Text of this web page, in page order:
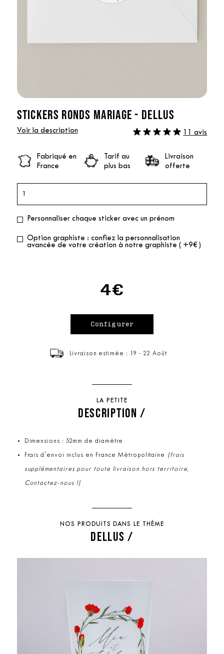
STICKERS RONDS MARIAGE - DELLUS
Voir la description 11 avis
Fabriqué en
France
Tarif au
plus bas
Livraison
offerte
Personnaliser chaque sticker avec un prénom
Option graphiste : confiez la personnalisation
avancée de votre création à notre graphiste ( +9€ )
4€
Livraison estimée : 19 - 22 Août
LA PETITE
DESCRIPTION /
Dimensions : 52mm de diamètre
Frais d'envoi inclus en France Métropolitaine (frais
supplémentaires pour toute livraison hors territoire,
Contactez-nous !)
NOS PRODUITS DANS LE THÈME
DELLUS /